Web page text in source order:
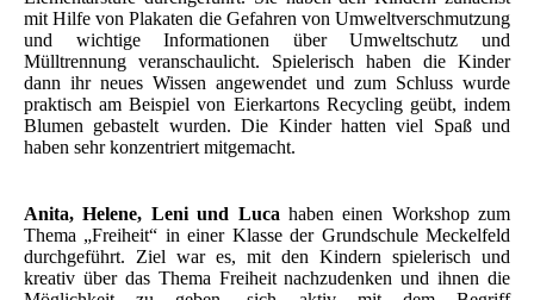
mit Hilfe von Plakaten die Gefahren von Umweltverschmutzung
und wichtige Informationen über Umweltschutz und
Mülltrennung veranschaulicht. Spielerisch haben die Kinder
dann ihr neues Wissen angewendet und zum Schluss wurde
praktisch am Beispiel von Eierkartons Recycling geübt, indem
Blumen gebastelt wurden. Die Kinder hatten viel Spaß und
haben sehr konzentriert mitgemacht.
Anita, Helene, Leni und Luca haben einen Workshop zum
Thema „Freiheit“ in einer Klasse der Grundschule Meckelfeld
durchgeführt. Ziel war es, mit den Kindern spielerisch und
kreativ über das Thema Freiheit nachzudenken und ihnen die